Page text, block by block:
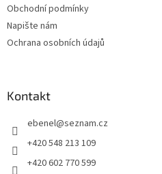
Obchodní podmínky
Napište nám
Ochrana osobních údajů
Kontakt
ebenel@seznam.cz
+420 548 213 109
+420 602 770 599